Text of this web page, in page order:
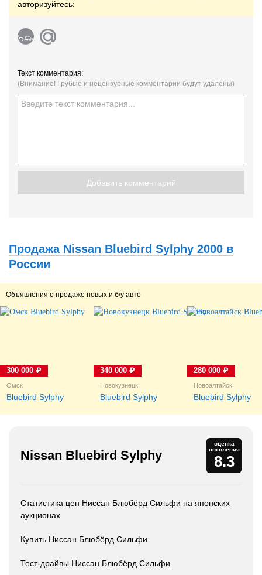
авторизуйтесь:
Текст комментария:
(Внимание! Грубые и нецензурные комментарии будут удалены)
Добавить комментарий
Продажа Nissan Bluebird Sylphy 2000 в
России
Объявления о продаже новых и б/у авто
Омск
Bluebird Sylphy
300 000 ₽
Новокузнецк
Bluebird Sylphy
340 000 ₽
Новоалтайск
Bluebird Sylphy
280 000 ₽
Nissan Bluebird Sylphy
оценка
поколения
8.3
Статистика цен Ниссан Блюбёрд Сильфи на японских
аукционах
Купить Ниссан Блюбёрд Сильфи
Тест-драйвы Ниссан Блюбёрд Сильфи